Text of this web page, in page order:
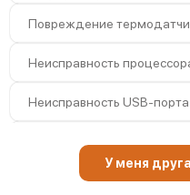
Повреждение
Неисправность
Неисправность USB-порта
Неисправность памяти
У меня